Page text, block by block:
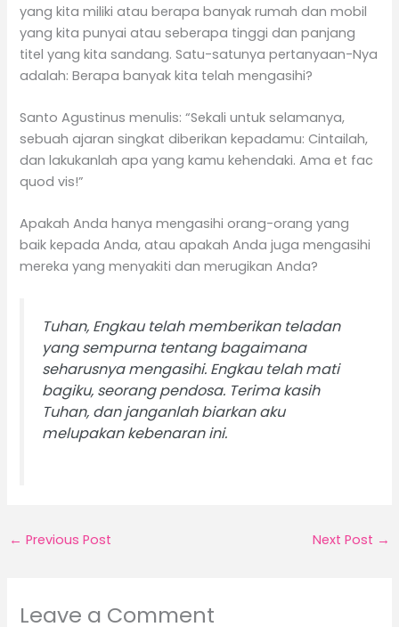
yang kita miliki atau berapa banyak rumah dan mobil
yang kita punyai atau seberapa tinggi dan panjang
titel yang kita sandang. Satu-satunya pertanyaan-Nya
adalah: Berapa banyak kita telah mengasihi?
Santo Agustinus menulis: “Sekali untuk selamanya,
sebuah ajaran singkat diberikan kepadamu: Cintailah,
dan lakukanlah apa yang kamu kehendaki. Ama et fac
quod vis!”
Apakah Anda hanya mengasihi orang-orang yang
baik kepada Anda, atau apakah Anda juga mengasihi
mereka yang menyakiti dan merugikan Anda?
Tuhan, Engkau telah memberikan teladan
yang sempurna tentang bagaimana
seharusnya mengasihi. Engkau telah mati
bagiku, seorang pendosa. Terima kasih
Tuhan, dan janganlah biarkan aku
melupakan kebenaran ini.
← Previous Post Next Post →
Leave a Comment